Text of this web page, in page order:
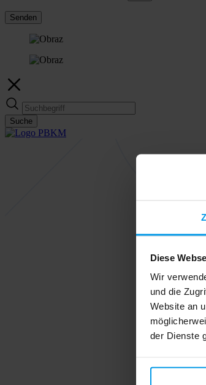
Diese
Wir
und die
Website an
der Dienste
Senden
Suche